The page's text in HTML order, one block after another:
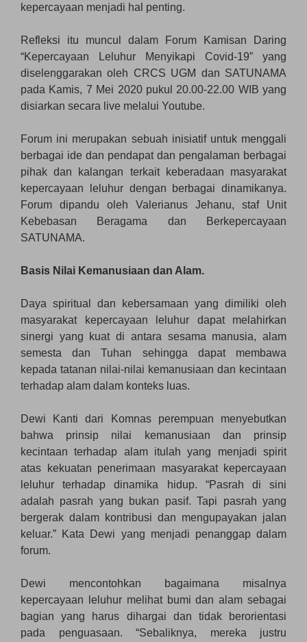
kepercayaan menjadi hal penting.
Refleksi itu muncul dalam Forum Kamisan Daring
“Kepercayaan Leluhur Menyikapi Covid-19” yang
diselenggarakan oleh CRCS UGM dan SATUNAMA
pada Kamis, 7 Mei 2020 pukul 20.00-22.00 WIB yang
disiarkan secara live melalui Youtube.
Forum ini merupakan sebuah inisiatif untuk menggali
berbagai ide dan pendapat dan pengalaman berbagai
pihak dan kalangan terkait keberadaan masyarakat
kepercayaan leluhur dengan berbagai dinamikanya.
Forum dipandu oleh Valerianus Jehanu, staf Unit
Kebebasan Beragama dan Berkepercayaan
SATUNAMA.
Basis Nilai Kemanusiaan dan Alam.
Daya spiritual dan kebersamaan yang dimiliki oleh
masyarakat kepercayaan leluhur dapat melahirkan
sinergi yang kuat di antara sesama manusia, alam
semesta dan Tuhan sehingga dapat membawa
kepada tatanan nilai-nilai kemanusiaan dan kecintaan
terhadap alam dalam konteks luas.
Dewi Kanti dari Komnas perempuan menyebutkan
bahwa prinsip nilai kemanusiaan dan prinsip
kecintaan terhadap alam itulah yang menjadi spirit
atas kekuatan penerimaan masyarakat kepercayaan
leluhur terhadap dinamika hidup. “Pasrah di sini
adalah pasrah yang bukan pasif. Tapi pasrah yang
bergerak dalam kontribusi dan mengupayakan jalan
keluar.” Kata Dewi yang menjadi penanggap dalam
forum.
Dewi mencontohkan bagaimana misalnya
kepercayaan leluhur melihat bumi dan alam sebagai
bagian yang harus dihargai dan tidak berorientasi
pada penguasaan. “Sebaliknya, mereka justru